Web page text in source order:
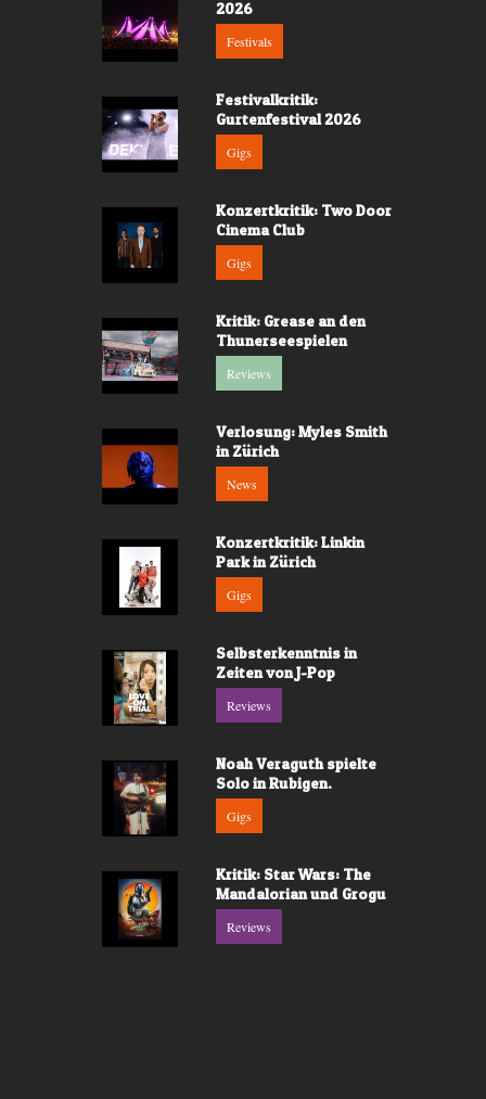
2026
Festivals
Festivalkritik:
Gurtenfestival 2026
Gigs
Konzertkritik: Two Door
Cinema Club
Gigs
Kritik: Grease an den
Thunerseespielen
Reviews
Verlosung: Myles Smith
in Zürich
News
Konzertkritik: Linkin
Park in Zürich
Gigs
Selbsterkenntnis in
Zeiten von J-Pop
Reviews
Noah Veraguth spielte
Solo in Rubigen.
Gigs
Kritik: Star Wars: The
Mandalorian und Grogu
Reviews